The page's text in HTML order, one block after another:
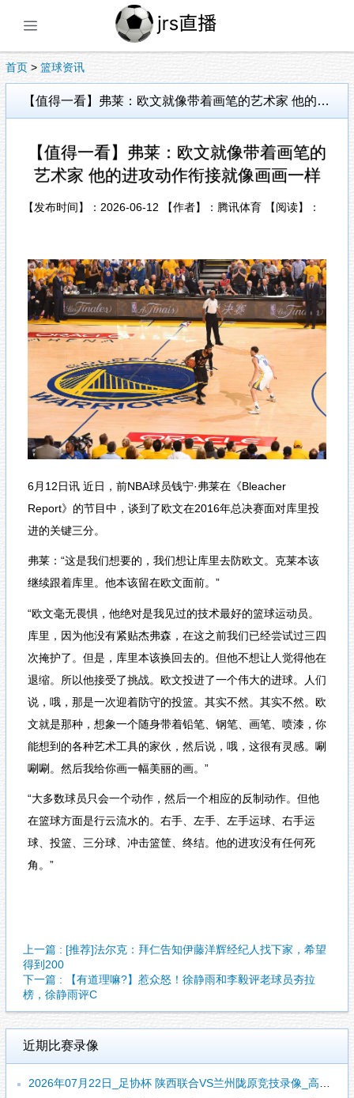
首页 > 篮球资讯
【值得一看】弗莱：欧文就像带着画笔的艺术家 他的进攻动作衔接就像画画一样
【值得一看】弗莱：欧文就像带着画笔的
艺术家 他的进攻动作衔接就像画画一样
【发布时间】：2026-06-12 【作者】：腾讯体育 【阅读】：
6月12日讯 近日，前NBA球员钱宁·弗莱在《Bleacher
Report》的节目中，谈到了欧文在2016年总决赛面对库里投
进的关键三分。
弗莱：“这是我们想要的，我们想让库里去防欧文。克莱本该
继续跟着库里。他本该留在欧文面前。”
“欧文毫无畏惧，他绝对是我见过的技术最好的篮球运动员。
库里，因为他没有紧贴杰弗森，在这之前我们已经尝试过三四
次掩护了。但是，库里本该换回去的。但他不想让人觉得他在
退缩。所以他接受了挑战。欧文投进了一个伟大的进球。人们
说，哦，那是一次迎着防守的投篮。其实不然。其实不然。欧
文就是那种，想象一个随身带着铅笔、钢笔、画笔、喷漆，你
能想到的各种艺术工具的家伙，然后说，哦，这很有灵感。唰
唰唰。然后我给你画一幅美丽的画。”
“大多数球员只会一个动作，然后一个相应的反制动作。但他
在篮球方面是行云流水的。右手、左手、左手运球、右手运
球、投篮、三分球、冲击篮筐、终结。他的进攻没有任何死
角。”
上一篇 : [推荐]法尔克：拜仁告知伊藤洋辉经纪人找下家，希望
得到200
下一篇 : 【有道理嘛?】惹众怒！徐静雨和李毅评老球员夯拉
榜，徐静雨评C
近期比赛录像
2026年07月22日_足协杯 陕西联合VS兰州陇原竞技录像_高清录像【全场回放】